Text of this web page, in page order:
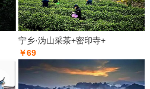
宁乡·沩山采茶+密印寺+
￥69